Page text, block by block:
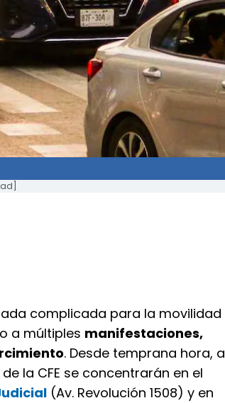
complicada para la movilidad
a múltiples manifestaciones,
. Desde temprana hora, a
la CFE se concentrarán en el
(Av. Revolución 1508) y en